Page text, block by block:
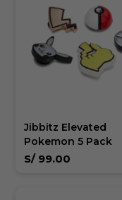
Jibbitz Elevated
Pokemon 5 Pack
S/ 99.00